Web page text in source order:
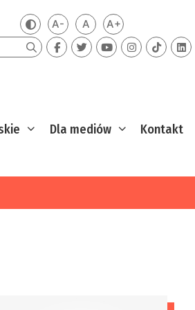
Zmień kontrast
A-Mniejsza czcionka
ADomyślna czcionka
A+Większa
Szukaj
Dla mediów Kontakt